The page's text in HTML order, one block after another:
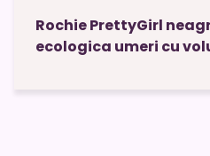
Rochie PrettyGirl
ecologica umeri cu